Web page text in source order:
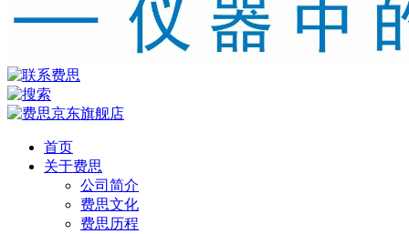
首页
关于费思
公司简介
费思文化
费思历程